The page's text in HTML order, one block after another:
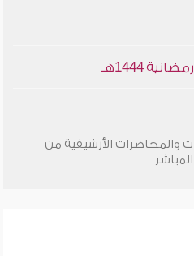
1444هـ
والمحاضرات الأرشيفية من